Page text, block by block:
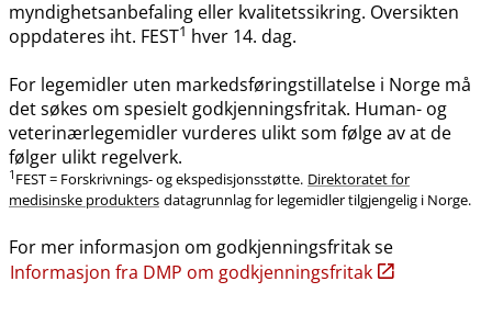
myndighetsanbefaling eller kvalitetssikring. Oversikten
oppdateres iht. FEST1 hver 14. dag.
For legemidler uten markedsføringstillatelse i Norge må
det søkes om spesielt godkjenningsfritak. Human- og
veterinærlegemidler vurderes ulikt som følge av at de
følger ulikt regelverk.
1 FEST = Forskrivnings- og ekspedisjonsstøtte. Direktoratet for
medisinske produkters datagrunnlag for legemidler tilgjengelig i Norge.
For mer informasjon om godkjenningsfritak se
Informasjon fra DMP om godkjenningsfritak